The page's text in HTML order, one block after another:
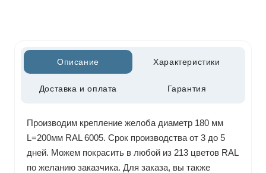
Описание Характеристики
Доставка и оплата Гарантия
Производим крепление желоба диаметр 180 мм
L=200мм RAL 6005. Срок производства от 3 до 5
дней. Можем покрасить в любой из 213 цветов RAL
по желанию заказчика. Для заказа, вы также